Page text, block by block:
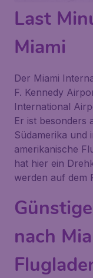
Last
Miami
Der Miami
F. Kennedy
International
Er ist besonders
Südamerika und
amerikanische
hat hier ein
werden auf dem
nach